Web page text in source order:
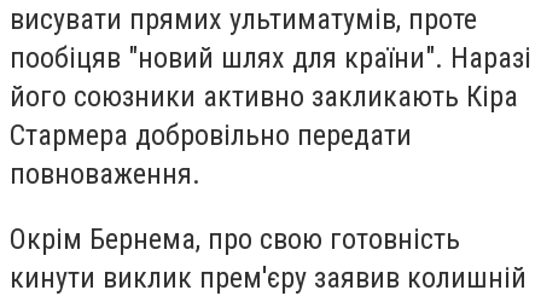
висувати прямих ультиматумів, проте
пообіцяв "новий шлях для країни". Наразі
його союзники активно закликають Кіра
Стармера добровільно передати
повноваження.
Окрім Бернема, про свою готовність
кинути виклик прем'єру заявив колишній